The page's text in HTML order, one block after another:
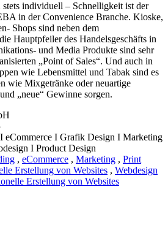
individuell – Schnelligkeit ist der
in der Convenience Branche. Kioske,
Shops sind neben dem
Hauptpfeiler des Handelsgeschäfts in
und Media Produkte sind sehr
„Point of Sales“. Und auch in
wie Lebensmittel und Tabak sind es
wie Mixgetränke oder neuartige
„neue“ Gewinne sorgen.
eCommerce I Grafik Design I Marketing
I Product Design
, eCommerce , Marketing , Print
Erstellung von Websites , Webdesign
Erstellung von Websites